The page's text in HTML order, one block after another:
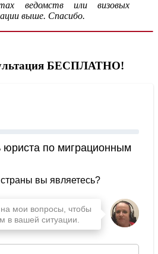
ведомств или визовых
выше. Спасибо.
БЕСПЛАТНО!